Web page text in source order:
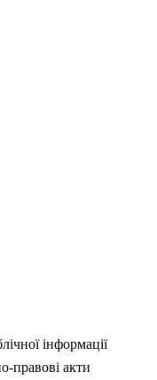
інформації
правові акти